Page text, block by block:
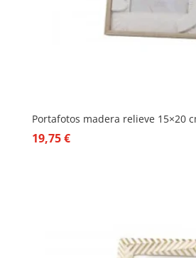
Portafotos madera relieve 15×20
19,75€